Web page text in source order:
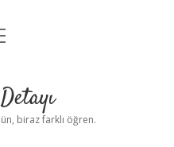
biraz farklı öğren.